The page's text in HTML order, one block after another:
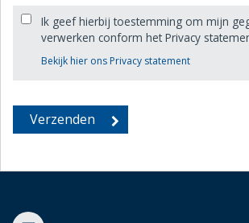
Ik geef hierbij toestemming om mijn
verwerken conform het Privacy
Bekijk hier ons Privacy statement